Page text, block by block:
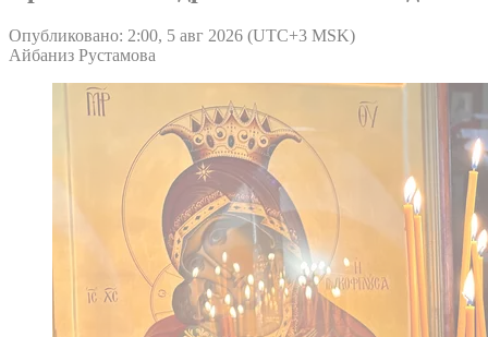
Опубликовано: 2:00, 5 авг 2026 (UTC+3 MSK)
Айбаниз Рустамова